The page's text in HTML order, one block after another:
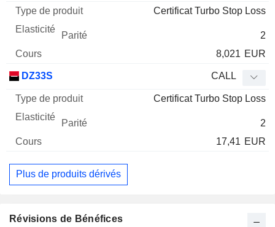
Certificat Turbo Stop Loss
2
8,021 EUR
DZ33S CALL
Certificat Turbo Stop Loss
2
17,41 EUR
Plus de produits dérivés
Révisions de Bénéfices